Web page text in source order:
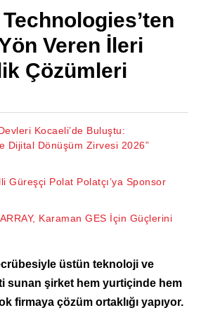
Veren İleri
Çözümleri
Kocaeli’de Buluştu:
Dijital Dönüşüm Zirvesi 2026”
Güreşçi Polat Polatçı’ya Sponsor
Karaman GES İçin Güçlerini
üstün teknoloji ve
sunan şirket hem yurtiçinde hem
firmaya çözüm ortaklığı yapıyor.